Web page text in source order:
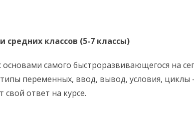
средних классов (5-7 классы)
основами самого быстроразвивающегося на
переменных, ввод, вывод, условия, циклы
свой ответ на курсе.